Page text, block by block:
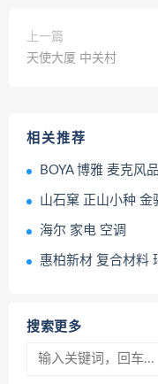
上一篇
天使大厦 中关村
相关推荐
BOYA 博雅 麦克风
山石窠 正山小种 金
海尔 家电 空调
惠柏新材 复合材料
搜索更多